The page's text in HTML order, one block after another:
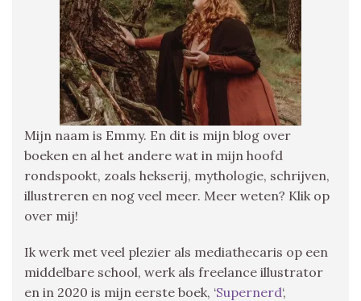
Mijn naam is Emmy. En dit is mijn blog over
boeken en al het andere wat in mijn hoofd
rondspookt, zoals hekserij, mythologie, schrijven,
illustreren en nog veel meer. Meer weten? Klik op
over mij!
Ik werk met veel plezier als mediathecaris op een
middelbare school, werk als freelance illustrator
en in 2020 is mijn eerste boek, ‘Supernerd‘,